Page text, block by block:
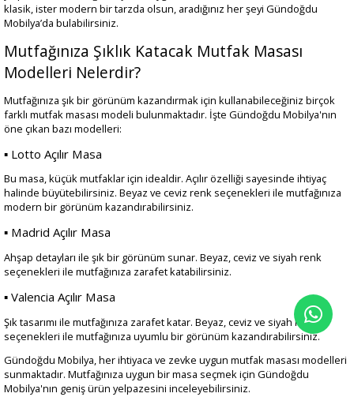
klasik, ister modern bir tarzda olsun, aradığınız her şeyi Gündoğdu
Mobilya’da bulabilirsiniz.
Mutfağınıza Şıklık Katacak Mutfak Masası
Modelleri Nelerdir?
Mutfağınıza şık bir görünüm kazandırmak için kullanabileceğiniz birçok
farklı mutfak masası modeli bulunmaktadır. İşte Gündoğdu Mobilya'nın
öne çıkan bazı modelleri:
▪ Lotto Açılır Masa
Bu masa, küçük mutfaklar için idealdir. Açılır özelliği sayesinde ihtiyaç
halinde büyütebilirsiniz. Beyaz ve ceviz renk seçenekleri ile mutfağınıza
modern bir görünüm kazandırabilirsiniz.
▪ Madrid Açılır Masa
Ahşap detayları ile şık bir görünüm sunar. Beyaz, ceviz ve siyah renk
seçenekleri ile mutfağınıza zarafet katabilirsiniz.
▪ Valencia Açılır Masa
Şık tasarımı ile mutfağınıza zarafet katar. Beyaz, ceviz ve siyah renk
seçenekleri ile mutfağınıza uyumlu bir görünüm kazandırabilirsiniz.
Gündoğdu Mobilya, her ihtiyaca ve zevke uygun mutfak masası modelleri
sunmaktadır. Mutfağınıza uygun bir masa seçmek için Gündoğdu
Mobilya'nın geniş ürün yelpazesini inceleyebilirsiniz.